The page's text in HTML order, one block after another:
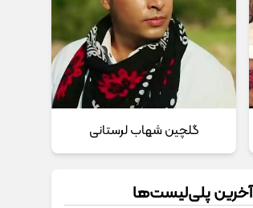
گلچین شهاب لرستانی
آخرین پلی‌لیست‌ها